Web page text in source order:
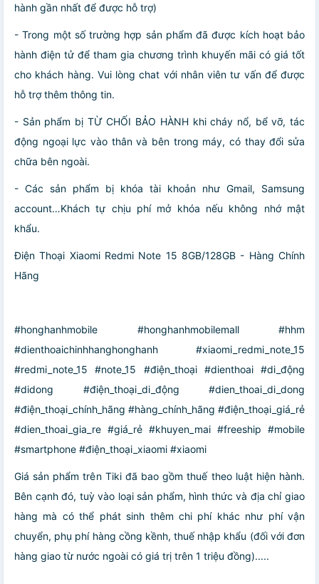
hành gần nhất để được hỗ trợ)
- Trong một số trường hợp sản phẩm đã được kích hoạt bảo
hành điện tử để tham gia chương trình khuyến mãi có giá tốt
cho khách hàng. Vui lòng chat với nhân viên tư vấn để được
hỗ trợ thêm thông tin.
- Sản phẩm bị TỪ CHỐI BẢO HÀNH khi cháy nổ, bể vỡ, tác
động ngoại lực vào thân và bên trong máy, có thay đổi sửa
chữa bên ngoài.
- Các sản phẩm bị khóa tài khoản như Gmail, Samsung
account…Khách tự chịu phí mở khóa nếu không nhớ mật
khẩu.
Điện Thoại Xiaomi Redmi Note 15 8GB/128GB - Hàng Chính
Hãng
#honghanhmobile #honghanhmobilemall #hhm
#dienthoaichinhhanghonghanh #xiaomi_redmi_note_15
#redmi_note_15 #note_15 #điện_thoại #dienthoai #di_động
#didong #điện_thoại_di_động #dien_thoai_di_dong
#điện_thoại_chính_hãng #hàng_chính_hãng #điện_thoại_giá_rẻ
#dien_thoai_gia_re #giá_rẻ #khuyen_mai #freeship #mobile
#smartphone #điện_thoại_xiaomi #xiaomi
Giá sản phẩm trên Tiki đã bao gồm thuế theo luật hiện hành.
Bên cạnh đó, tuỳ vào loại sản phẩm, hình thức và địa chỉ giao
hàng mà có thể phát sinh thêm chi phí khác như phí vận
chuyển, phụ phí hàng cồng kềnh, thuế nhập khẩu (đối với đơn
hàng giao từ nước ngoài có giá trị trên 1 triệu đồng).....